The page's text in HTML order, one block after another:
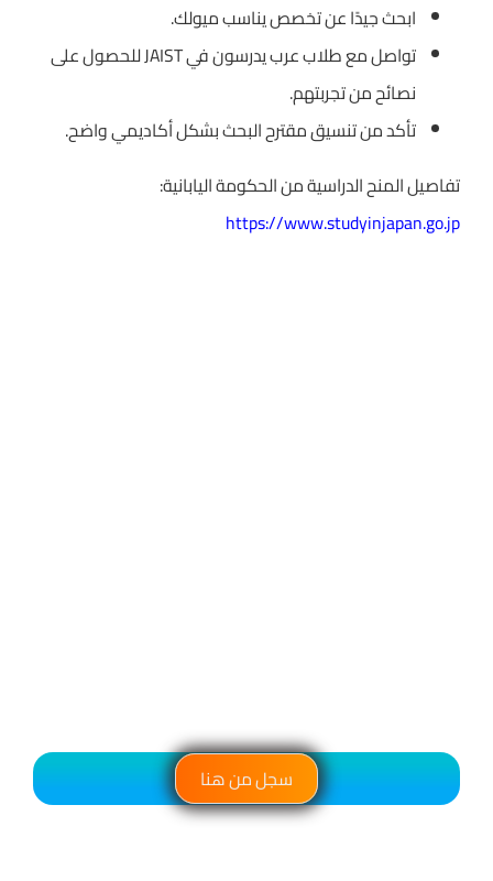
ابحث جيدًا عن تخصص يناسب ميولك.
تواصل مع طلاب عرب يدرسون في JAIST للحصول على
نصائح من تجربتهم.
تأكد من تنسيق مقترح البحث بشكل أكاديمي واضح.
تفاصيل المنح الدراسية من الحكومة اليابانية:
https://www.studyinjapan.go.jp
سجل من هنا